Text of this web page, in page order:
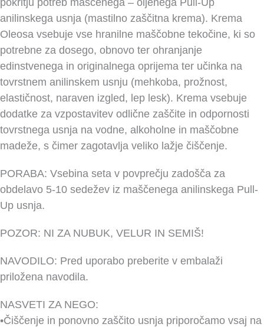
anilinskega usnja (mastilno zaščitna krema). Krema
Oleosa vsebuje vse hranilne maščobne tekočine, ki so
potrebne za dosego, obnovo ter ohranjanje
edinstvenega in originalnega oprijema ter učinka na
tovrstnem anilinskem usnju (mehkoba, prožnost,
elastičnost, naraven izgled, lep lesk). Krema vsebuje
dodatke za vzpostavitev odlične zaščite in odpornosti
tovrstnega usnja na vodne, alkoholne in maščobne
madeže, s čimer zagotavlja veliko lažje čiščenje.
PORABA: Vsebina seta v povprečju zadošča za
obdelavo 5-10 sedežev iz maščenega anilinskega Pull-
Up usnja.
POZOR: NI ZA NUBUK, VELUR IN SEMIŠ!
NAVODILO: Pred uporabo preberite v embalaži
priložena navodila.
NASVETI ZA NEGO:
•Čiščenje in ponovno zaščito usnja priporočamo vsaj na